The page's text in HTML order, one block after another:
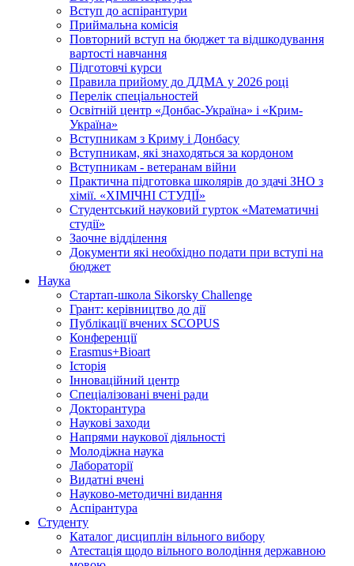
Вступ до аспірантури
Приймальна комісія
Повторний вступ на бюджет та відшкодування
вартості навчання
Підготовчі курси
Правила прийому до ДДМА у 2026 році
Перелік спеціальностей
Освітній центр «Донбас-Україна» і «Крим-
Україна»
Вступникам з Криму і Донбасу
Вступникам, які знаходяться за кордоном
Вступникам - ветеранам війни
Практична підготовка школярів до здачі ЗНО з
хімії. «ХІМІЧНІ СТУДІЇ»
Студентський науковий гурток «Математичні
студії»
Заочне відділення
Документи які необхідно подати при вступі на
бюджет
Наука
Стартап-школа Sikorsky Challenge
Грант: керівництво до дії
Публікації вчених SCOPUS
Конференції
Erasmus+Bioart
Історія
Інноваційний центр
Спеціалізовані вчені ради
Докторантура
Наукові заходи
Напрями наукової діяльності
Молодіжна наука
Лабораторії
Видатні вчені
Науково-методичні видання
Аспірантура
Студенту
Каталог дисциплін вільного вибору
Атестація щодо вільного володіння державною